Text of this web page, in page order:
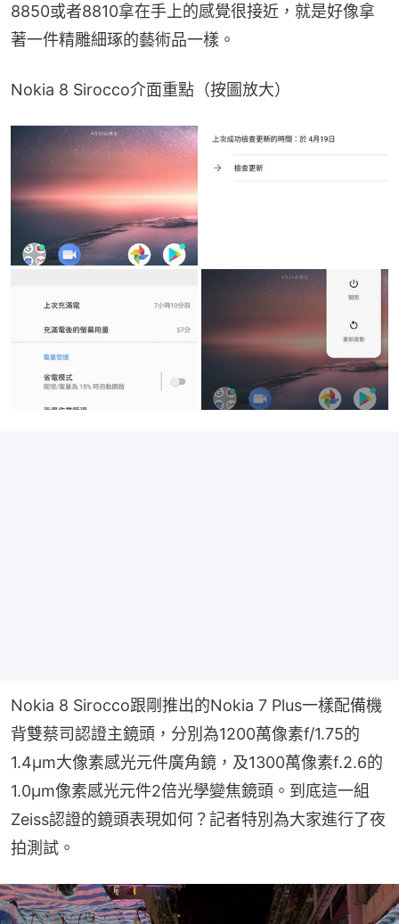
8850或者8810拿在手上的感覺很接近，就是好像拿
著一件精雕細琢的藝術品一樣。
Nokia 8 Sirocco介面重點（按圖放大）
Nokia 8 Sirocco跟剛推出的Nokia 7 Plus一樣配備機
背雙蔡司認證主鏡頭，分別為1200萬像素f/1.75的
1.4μm大像素感光元件廣角鏡，及1300萬像素f.2.6的
1.0μm像素感光元件2倍光學變焦鏡頭。到底這一組
Zeiss認證的鏡頭表現如何？記者特別為大家進行了夜
拍測試。